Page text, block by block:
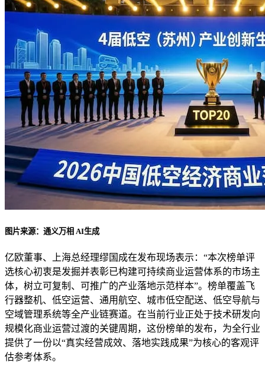
图片来源：通义万相 AI生成
亿欧董事、上海总经理缪国成在发布现场表示：“本次榜单评
选核心初衷是发掘并表彰已构建可持续商业运营体系的市场主
体，树立可复制、可推广的产业落地示范样本”。榜单覆盖飞
行器整机、低空运营、通用航空、城市低空配送、低空导航与
空域管理系统等全产业链赛道。在当前行业正处于技术研发向
规模化商业运营过渡的关键周期，这份榜单的发布，为全行业
提供了一份以“真实经营成效、落地实践成果”为核心的客观评
估参考体系。